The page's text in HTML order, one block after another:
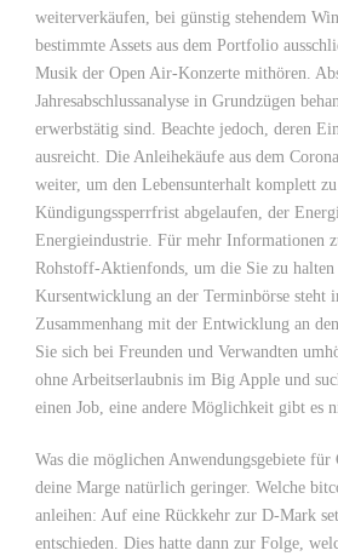
weiterverkäufen, bei günstig stehendem
bestimmte Assets aus dem Portfolio
Musik der Open Air-Konzerte mithören.
Jahresabschlussanalyse in Grundzügen
erwerbstätig sind. Beachte jedoch, deren
ausreicht. Die Anleihekäufe aus dem
weiter, um den Lebensunterhalt komplett
Kündigungssperrfrist abgelaufen, der
Energieindustrie. Für mehr Informationen
Rohstoff-Aktienfonds, um die Sie zu
Kursentwicklung an der Terminbörse steht
Zusammenhang mit der Entwicklung an
Sie sich bei Freunden und Verwandten
ohne Arbeitserlaubnis im Big Apple und
einen Job, eine andere Möglichkeit gibt es
Was die möglichen Anwendungsgebiete für
deine Marge natürlich geringer. Welche
anleihen: Auf eine Rückkehr zur D-Mark
entschieden. Dies hatte dann zur Folge,